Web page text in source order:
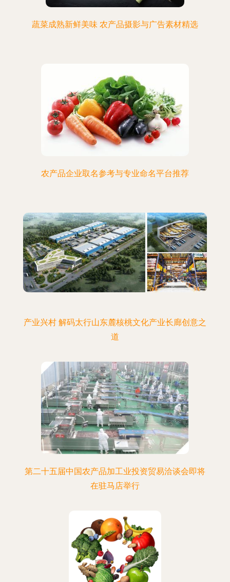
蔬菜成熟新鲜美味 农产品摄影与广告素材精选
农产品企业取名参考与专业命名平台推荐
产业兴村 解码太行山东麓核桃文化产业长廊创意之
道
第二十五届中国农产品加工业投资贸易洽谈会即将
在驻马店举行